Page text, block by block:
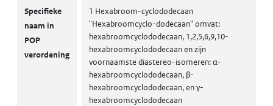
Specifieke
naam in
POP
verordening
1 Hexabroom-cyclododecaan
"Hexabroomcyclo-dodecaan" omvat:
hexabroomcyclododecaan, 1,2,5,6,9,10-
hexabroomcyclododecaan en zijn
voornaamste diastereo-isomeren: α-
hexabroomcyclododecaan, β-
hexabroomcyclododecaan, en γ-
hexabroomcyclododecaan